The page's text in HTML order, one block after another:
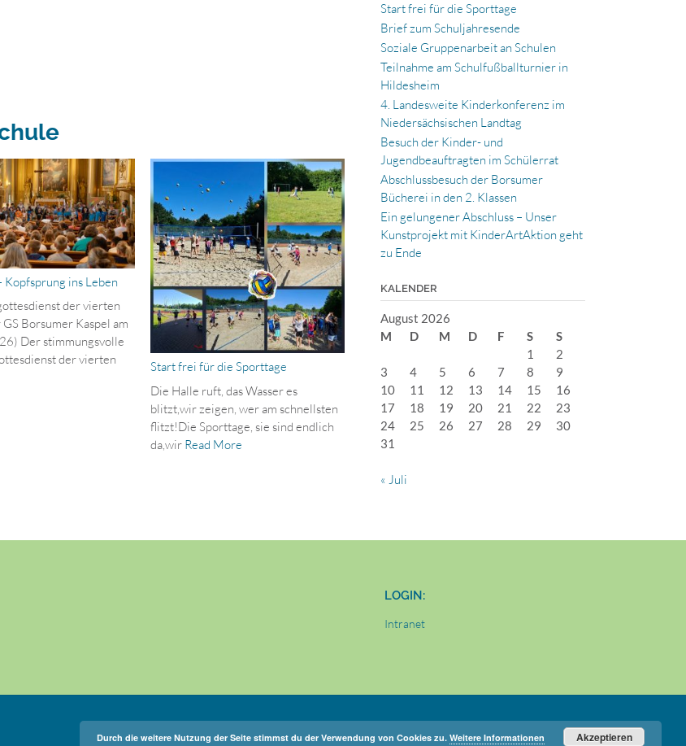
Kopfsprung ins Leben
der vierten
Borsumer Kaspel am
Der stimmungsvolle
der vierten
Start frei für die Sporttage
Die Halle ruft, das Wasser es
blitzt,wir zeigen, wer am schnellsten
flitzt!Die Sporttage, sie sind endlich
da,wir Read More
Start frei für die Sporttage
Brief zum Schuljahresende
Soziale Gruppenarbeit an Schulen
Teilnahme am Schulfußballturnier in
Hildesheim
4. Landesweite Kinderkonferenz im
Niedersächsischen Landtag
Besuch der Kinder- und
Jugendbeauftragten im Schülerrat
Abschlussbesuch der Borsumer
Bücherei in den 2. Klassen
Ein gelungener Abschluss – Unser
Kunstprojekt mit KinderArtAktion geht
zu Ende
KALENDER
August 2026
M
D M D F S
S
1
2
3
4 5 6 7 8
9
10
11 12 13 14 15
16
17
18 19 20 21 22
23
24
25 26 27 28 29
30
31
« Juli
LOGIN:
Intranet
Durch die weitere Nutzung der Seite stimmst du der Verwendung von Cookies zu. Weitere Informationen Akzeptieren